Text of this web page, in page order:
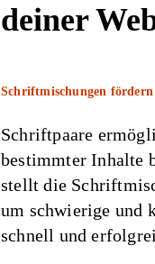
deiner
Schriftmischungen
Schriftpaare
bestimmter Inhalte
stellt die
um schwierige und
schnell und